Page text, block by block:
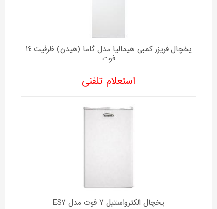
یخچال فريزر کمبی هیمالیا مدل گاما (هیدن) ظرفیت 14
فوت
استعلام تلفنی
یخچال الکترواستیل 7 فوت مدل ES7